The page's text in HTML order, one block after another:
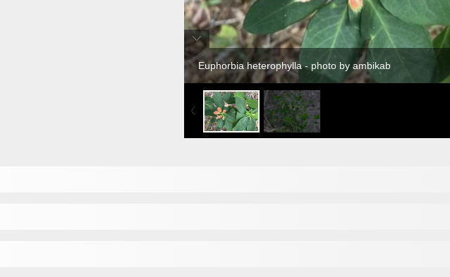
Euphorbia heterophylla - photo by ambikab